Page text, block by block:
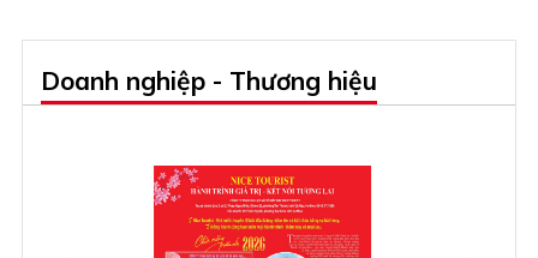
Doanh nghiệp - Thương hiệu